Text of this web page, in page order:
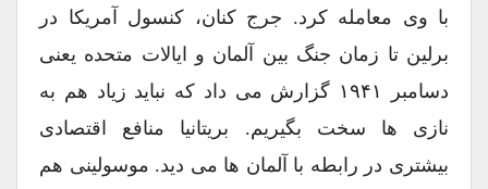
با وی معامله کرد. جرج کنان، کنسول آمریکا در
برلین تا زمان جنگ بین آلمان و ایالات متحده یعنی
دسامبر ۱۹۴۱ گزارش می داد که نباید زیاد هم به
نازی ها سخت بگیریم. بریتانیا منافع اقتصادی
بیشتری در رابطه با آلمان ها می دید. موسولینی هم